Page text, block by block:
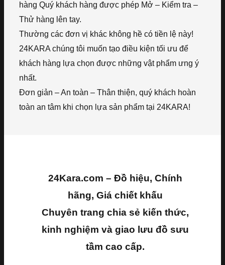
hàng Quý khách hàng được phép Mở – Kiểm tra –
Thử hàng lên tay.
Thường các đơn vị khác không hề có tiền lệ này!
24KARA chúng tôi muốn tạo điều kiện tối ưu để
khách hàng lựa chọn được những vật phẩm ưng ý
nhất.
Đơn giản – An toàn – Thân thiện, quý khách hoàn
toàn an tâm khi chọn lựa sản phẩm tại 24KARA!
24Kara.com – Đồ hiệu, Chính
hãng, Giá chiết khấu
Chuyên trang chia sẻ kiến thức,
kinh nghiệm và giao lưu đồ sưu
tầm cao cấp.